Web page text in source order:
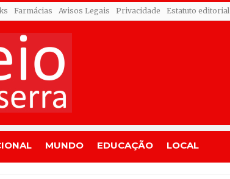
Farmácias Avisos Legais Privacidade Estatuto editorial
MUNDO EDUCAÇÃO LOCAL